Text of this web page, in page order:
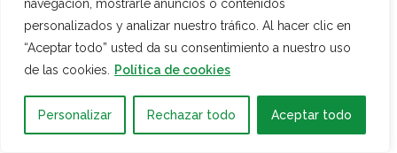
navegación, mostrarle anuncios o contenidos
personalizados y analizar nuestro tráfico. Al hacer clic en
“Aceptar todo” usted da su consentimiento a nuestro uso
de las cookies.
Política de cookies
Personalizar Rechazar todo Aceptar todo
01/08/2019
Listados provisionales de
admitidos y excluidos de la OEP
de Estabilización de Médico/a
Familia y Pediatras AP y
corrección de errores sobre MF